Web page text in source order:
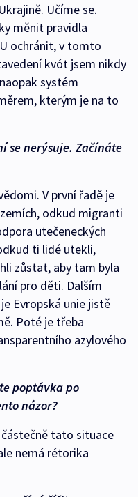
Učíme se.
měnit pravidla
ochránit, v tomto
kvót jsem nikdy
systém
kterým je na to
se nerýsuje. Začínáte
V první řadě je
odkud migranti
utečeneckých
ti lidé utekli,
zůstat, aby tam byla
pro děti. Dalším
Evropská unie jistě
Poté je třeba
azylového
poptávka po
názor?
částečně tato situace
nemá rétorika